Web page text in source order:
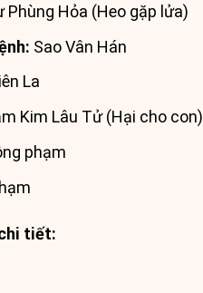
Phùng Hỏa (Heo gặp lửa)
Sao Vân Hán
La
Kim Lâu Tử (Hại cho con)
phạm
tiết: